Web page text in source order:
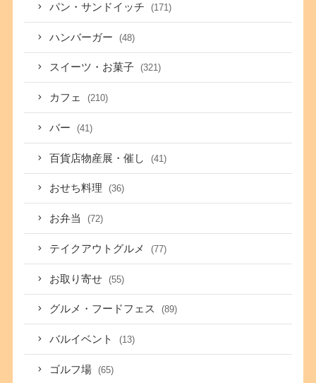
パン・サンドイッチ (171)
ハンバーガー (48)
スイーツ・お菓子 (321)
カフェ (210)
バー (41)
百貨店物産展・催し (41)
おせち料理 (36)
お弁当 (72)
テイクアウトグルメ (77)
お取り寄せ (55)
グルメ・フードフェス (89)
バルイベント (13)
ゴルフ場 (65)